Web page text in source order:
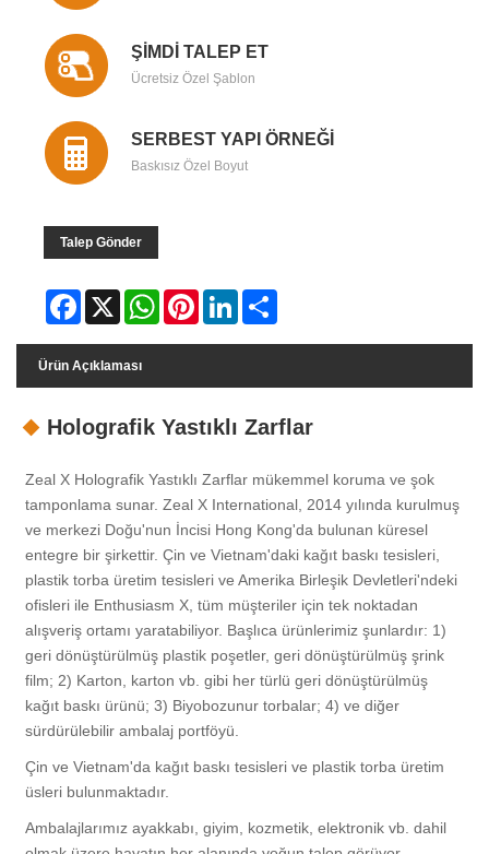
ŞİMDİ TALEP ET
Ücretsiz Özel Şablon
SERBEST YAPI ÖRNEĞİ
Baskısız Özel Boyut
Talep Gönder
Facebook
X WhatsAppPinterestLinkedIn
Ürün Açıklaması
Holografik Yastıklı Zarflar
Zeal X Holografik Yastıklı Zarflar mükemmel koruma ve şok
tamponlama sunar. Zeal X International, 2014 yılında kurulmuş
ve merkezi Doğu'nun İncisi Hong Kong'da bulunan küresel
entegre bir şirkettir. Çin ve Vietnam'daki kağıt baskı tesisleri,
plastik torba üretim tesisleri ve Amerika Birleşik Devletleri'ndeki
ofisleri ile Enthusiasm X, tüm müşteriler için tek noktadan
alışveriş ortamı yaratabiliyor. Başlıca ürünlerimiz şunlardır: 1)
geri dönüştürülmüş plastik poşetler, geri dönüştürülmüş şrink
film; 2) Karton, karton vb. gibi her türlü geri dönüştürülmüş
kağıt baskı ürünü; 3) Biyobozunur torbalar; 4) ve diğer
sürdürülebilir ambalaj portföyü.
Çin ve Vietnam'da kağıt baskı tesisleri ve plastik torba üretim
üsleri bulunmaktadır.
Ambalajlarımız ayakkabı, giyim, kozmetik, elektronik vb. dahil